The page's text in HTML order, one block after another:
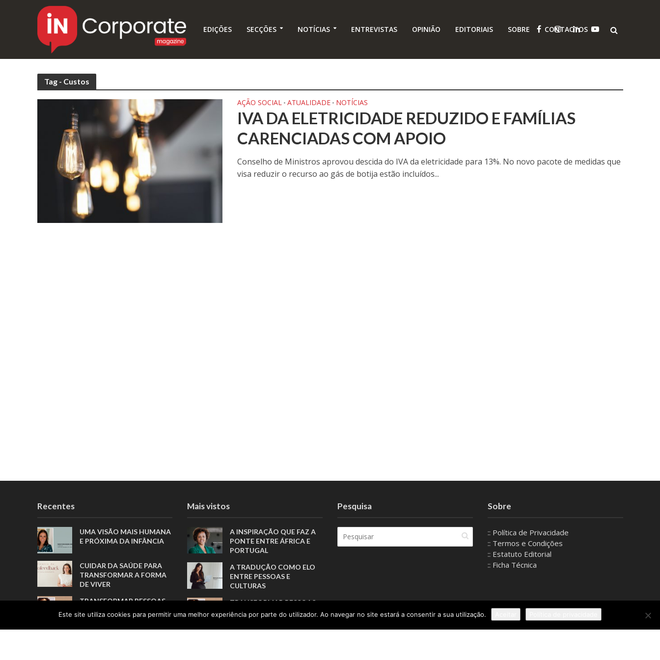
EDIÇÕES SECÇÕES NOTÍCIAS ENTREVISTAS OPINIÃO EDITORIAIS SOBRE CONTACTOS
Tag - Custos
AÇÃO SOCIAL • ATUALIDADE • NOTÍCIAS
IVA DA ELETRICIDADE REDUZIDO E FAMÍLIAS
CARENCIADAS COM APOIO
Conselho de Ministros aprovou descida do IVA da eletricidade para 13%. No novo pacote de medidas que
visa reduzir o recurso ao gás de botija estão incluídos...
Recentes
UMA VISÃO MAIS HUMANA
E PRÓXIMA DA INFÂNCIA
CUIDAR DA SAÚDE PARA
TRANSFORMAR A FORMA
DE VIVER
TRANSFORMAR PESSOAS,
MUITO ANTES DE FORMAR
ATLETAS
Mais vistos
A INSPIRAÇÃO QUE FAZ A
PONTE ENTRE ÁFRICA E
PORTUGAL
A TRADUÇÃO COMO ELO
ENTRE PESSOAS E
CULTURAS
TRANSFORMAR PESSOAS,
MUITO ANTES DE FORMAR
ATLETAS
Pesquisa Sobre
:: Política de Privacidade
:: Termos e Condições
:: Estatuto Editorial
:: Ficha Técnica
Este site utiliza cookies para permitir uma melhor experiência por parte do utilizador. Ao navegar no site estará a consentir a sua utilização.